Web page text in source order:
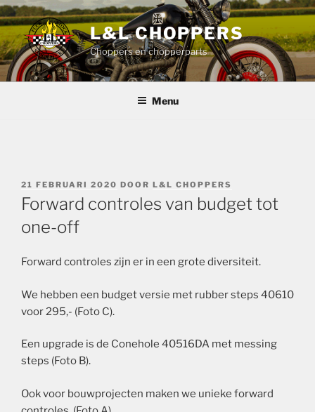
Ga
naar
de
inhoud
L&L CHOPPERS
Choppers en chopperparts
Menu
GEPLAATST
OP
21 FEBRUARI 2020 DOOR L&L CHOPPERS
Forward controles van budget tot
one-off
Forward controles zijn er in een grote diversiteit.
We hebben een budget versie met rubber steps 40610
voor 295,- (Foto C).
Een upgrade is de Conehole 40516DA met messing
steps (Foto B).
Ook voor bouwprojecten maken we unieke forward